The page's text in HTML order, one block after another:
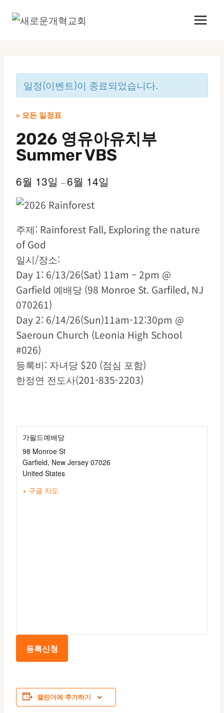
일정(이벤트)이 종료되었습니다.
« 모든 일정표
2026 영유아유치부
Summer VBS
6월 13일 –6월 14일
주제: Rainforest Fall, Exploring the nature
of God
일시/장소:
Day 1: 6/13/26(Sat) 11am – 2pm @
Garfield 예배당 (98 Monroe St. Garfiled, NJ
070261)
Day 2: 6/14/26(Sun)11am-12:30pm @
Saeroun Church (Leonia High School
#026)
등록비: 자녀당 $20 (점심 포함)
한정연 전도사(201-835-2203)
가필드예배당
98 Monroe St
Garfield, New Jersey 07026
United States
+ 구글 지도
등록신청
캘린더에 추가하기